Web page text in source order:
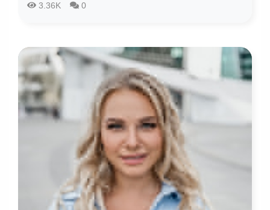
3.36K 0